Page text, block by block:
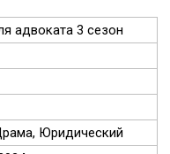
адвоката 3 сезон
Юридический